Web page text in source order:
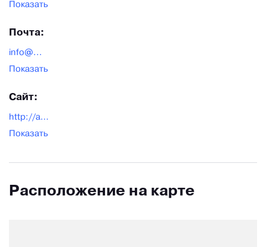
Показать
Почта:
info@...
Показать
Сайт:
http://aqua-t.ru/
Показать
Расположение на карте